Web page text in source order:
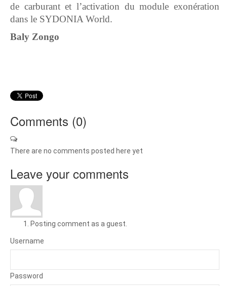
de carburant et l’activation du module exonération
dans le SYDONIA World.
Baly Zongo
Comments (0)
There are no comments posted here yet
Leave your comments
Posting comment as a guest.
Username
Password